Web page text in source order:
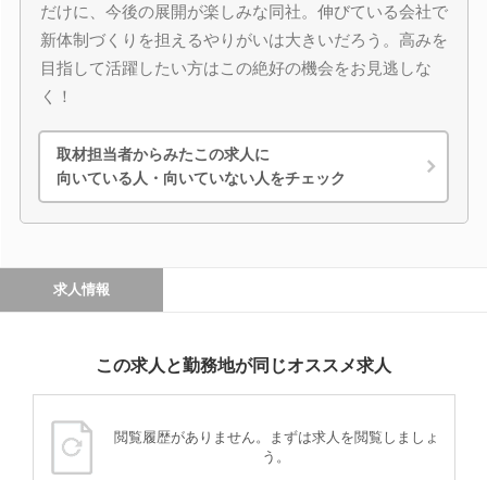
だけに、今後の展開が楽しみな同社。伸びている会社で
新体制づくりを担えるやりがいは大きいだろう。高みを
目指して活躍したい方はこの絶好の機会をお見逃しな
く！
取材担当者からみたこの求人に
向いている人・向いていない人をチェック
求人情報
この求人と勤務地が同じオススメ求人
閲覧履歴がありません。まずは求人を閲覧しましょ
う。